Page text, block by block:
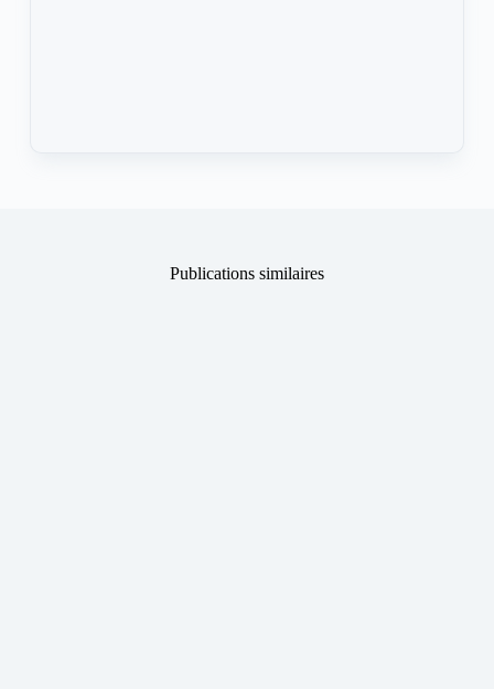
Publications similaires